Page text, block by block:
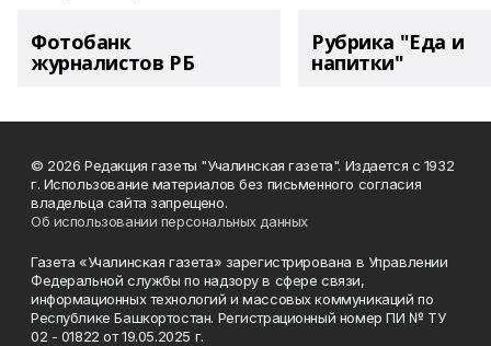
Фотобанк
журналистов РБ
Рубрика "Еда и
напитки"
© 2026 Редакция газеты "Учалинская газета". Издается с 1932
г. Использование материалов без письменного согласия
владельца сайта запрещено.
Об использовании персональных данных
Газета «Учалинская газета» зарегистрирована в Управлении
Федеральной службы по надзору в сфере связи,
информационных технологий и массовых коммуникаций по
Республике Башкортостан. Регистрационный номер ПИ № ТУ
02 - 01822 от 19.05.2025 г.